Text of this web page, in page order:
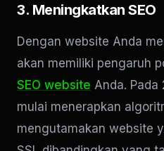
3. Meningkatkan SEO
Dengan website Anda
akan memiliki pengaruh
SEO website Anda. Pada
mulai menerapkan
mengutamakan website